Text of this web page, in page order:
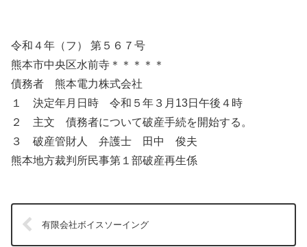
令和４年（フ） 第５６７号
熊本市中央区水前寺＊＊＊＊＊
債務者 熊本電力株式会社
１ 決定年月日時 令和５年３月13日午後４時
２ 主文 債務者について破産手続を開始する。
３ 破産管財人 弁護士 田中 俊夫
熊本地方裁判所民事第１部破産再生係
有限会社ボイスソーイング